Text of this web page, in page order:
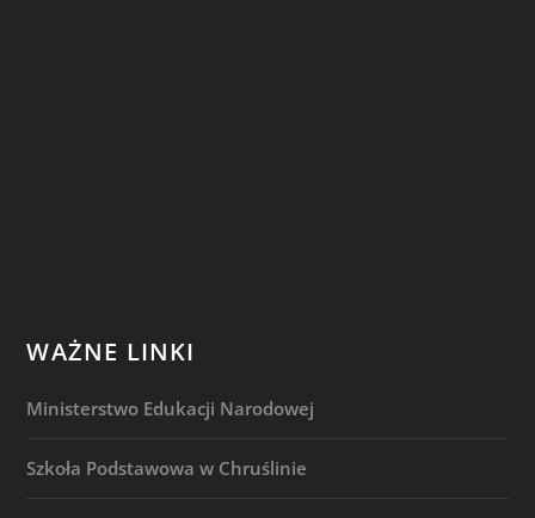
WAŻNE LINKI
Ministerstwo Edukacji Narodowej
Szkoła Podstawowa w Chruślinie